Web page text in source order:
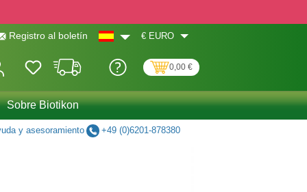
Registro al boletín € EURO
0,00 €
Sobre Biotikon
y asesoramiento +49 (0)6201-878380